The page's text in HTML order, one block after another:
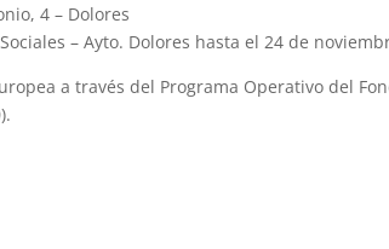
4 – Dolores
– Ayto. Dolores hasta el 24 de
a través del Programa Operativo del